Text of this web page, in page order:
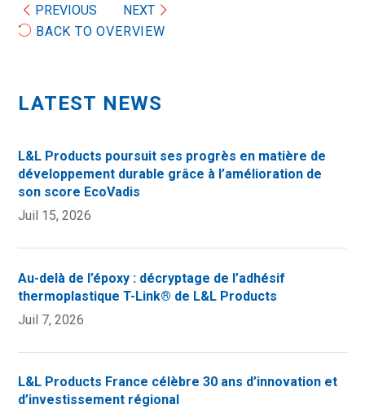
BACK TO OVERVIEW
PREVIOUS NEXT
LATEST NEWS
L&L Products poursuit ses progrès en matière de
développement durable grâce à l’amélioration de
son score EcoVadis
Juil 15, 2026
Au-delà de l’époxy : décryptage de l’adhésif
thermoplastique T-Link® de L&L Products
Juil 7, 2026
L&L Products France célèbre 30 ans d’innovation et
d’investissement régional